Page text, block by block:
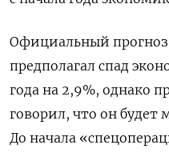
Официальный прогноз
предполагал спад
года на 2,9%, однако
говорил, что он
До начала